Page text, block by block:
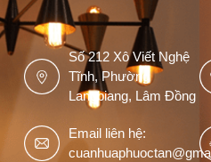
Số 212 Xô Viết Nghệ
Tĩnh, Phường
Langbiang, Lâm Đồng
Email liên hệ: